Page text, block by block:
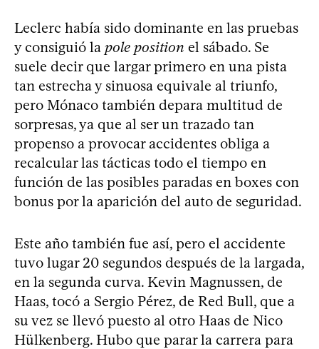
Leclerc había sido dominante en las pruebas
y consiguió la pole position el sábado. Se
suele decir que largar primero en una pista
tan estrecha y sinuosa equivale al triunfo,
pero Mónaco también depara multitud de
sorpresas, ya que al ser un trazado tan
propenso a provocar accidentes obliga a
recalcular las tácticas todo el tiempo en
función de las posibles paradas en boxes con
bonus por la aparición del auto de seguridad.
Este año también fue así, pero el accidente
tuvo lugar 20 segundos después de la largada,
en la segunda curva. Kevin Magnussen, de
Haas, tocó a Sergio Pérez, de Red Bull, que a
su vez se llevó puesto al otro Haas de Nico
Hülkenberg. Hubo que parar la carrera para